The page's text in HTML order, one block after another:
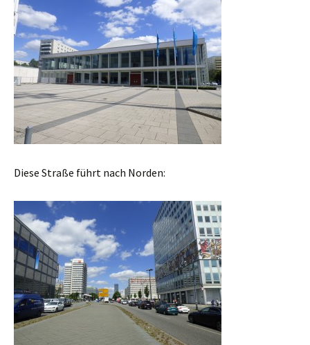
Diese Straße führt nach Norden: